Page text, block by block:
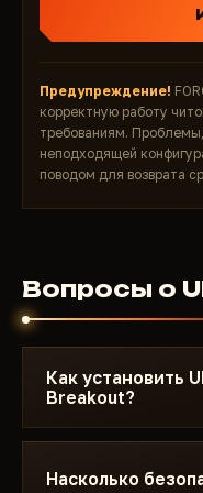
Misc Player
Misc Other
Crosshair—
Customization
Custom Color For
кастомизация
толщины линий,
Почему выбрать
Infinite?
Максимальная
undetected статус
пользователей без
ботов и лута +
Предупреждение!
корректную работу
требованиям.
неподходящей
поводом для возврата
Вопросы о
Как установить
Breakout?
После оплаты вы
инструкцию.
Насколько